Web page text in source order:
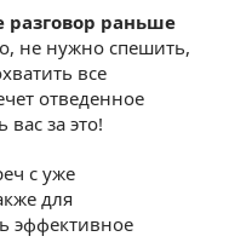
разговор раньше
не нужно спешить,
все
отведенное
за это!
с уже
для
эффективное